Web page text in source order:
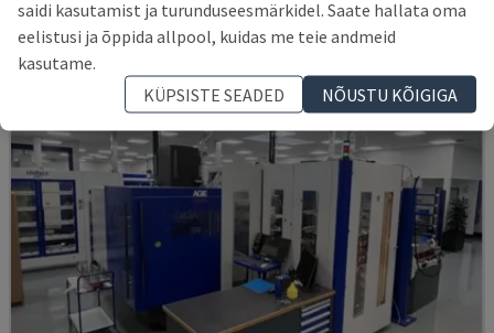
saidi kasutamist ja turunduseesmärkidel. Saate hallata oma
eelistusi ja õppida allpool, kuidas me teie andmeid
kasutame.
KÜPSISTE SEADED
NÕUSTU KÕIGIGA